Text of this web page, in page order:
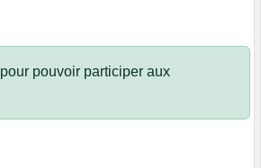
pour pouvoir participer aux